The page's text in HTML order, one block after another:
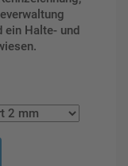
ein Halte- und